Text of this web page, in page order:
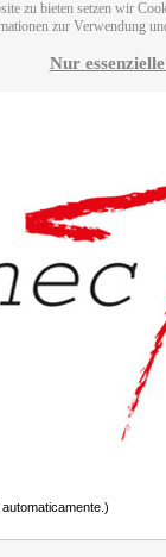
zu bieten setzen wir
zur Verwendung
Nur